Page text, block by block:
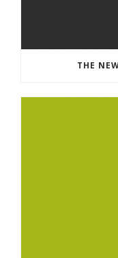
THE